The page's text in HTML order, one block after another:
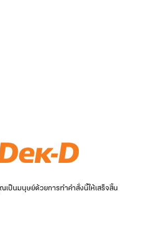
เป็นมนุษย์ด้วยการทำคำสั่งนี้ให้เสร็จสิ้น